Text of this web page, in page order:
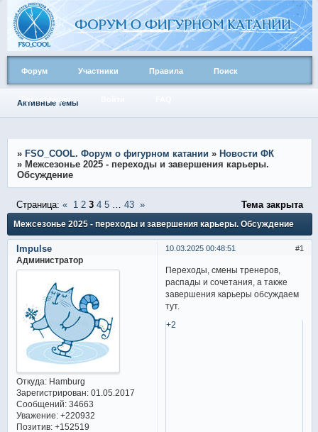
Форум Участники Правила Поиск
Активные темы
» FSO_COOL. Форум о фигурном катании » Новости ФК
» Межсезонье 2025 - переходы и завершения карьеры.
Обсуждение
Межсезонье 2025 - переходы и завершения карьеры. Обсуждение
Страница: « 1 2 3 4 5 43 » Тема закрыта
1
10.03.2025 00:48:51
Impulse
Администратор
Откуда:Hamburg
Зарегистрирован: 01.05.2017
Сообщений:34663
Уважение: +220932
Позитив: +152519
Переходы, смены тренеров,
распады и сочетания, а также
завершения карьеры обсуждаем
тут.
+2